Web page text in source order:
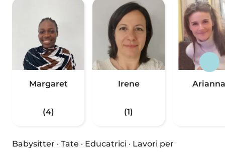
Margaret
(4)
Irene
(1)
Arianna
Babysitter · Tate · Educatrici · Lavori per